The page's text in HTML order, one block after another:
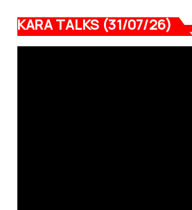
KARA TALKS (31/07/26)